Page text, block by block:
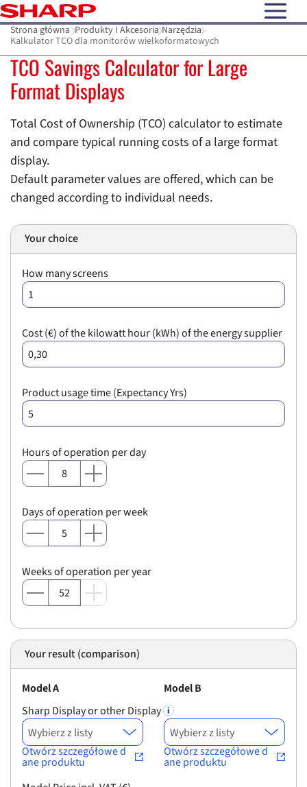
open
Strona główna Produkty I Akcesoria Narzędzia
Kalkulator TCO dla monitorów wielkoformatowych
TCO Savings Calculator for Large
Format Displays
Total Cost of Ownership (TCO) calculator to estimate
and compare typical running costs of a large format
display.
Default parameter values are offered, which can be
changed according to individual needs.
Your choice
How many screens
Cost (€) of the kilowatt hour (kWh) of the energy supplier
Product usage time (Expectancy Yrs)
Hours of operation per day
Days of operation per week
Weeks of operation per year
Your result (comparison)
Model A
Model B
Sharp Display or other Display
Wybierz z listy
Wybierz z listy